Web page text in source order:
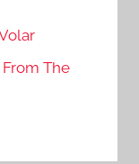
From The